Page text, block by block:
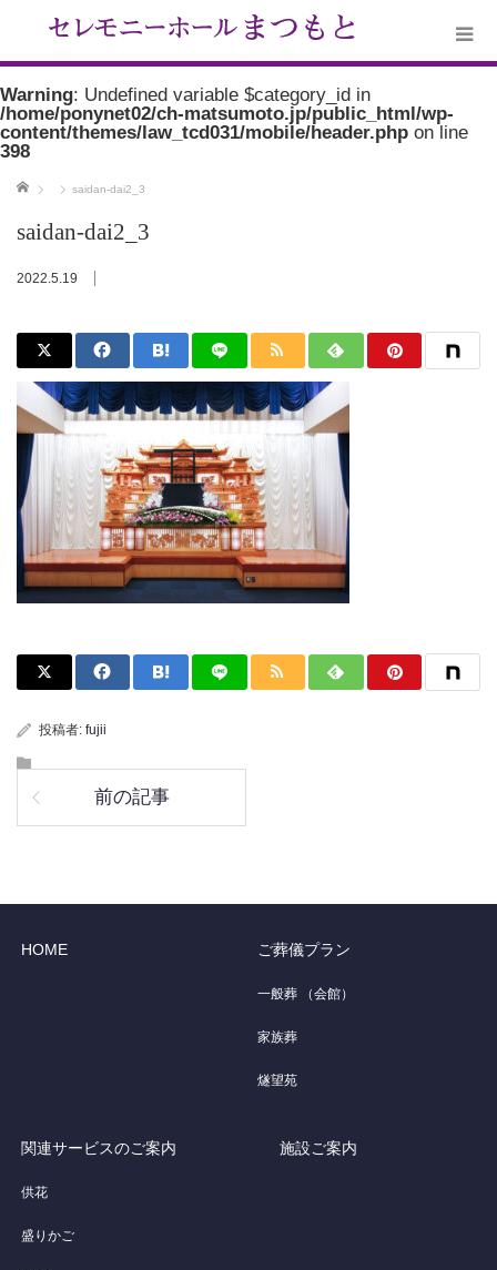
Warning: Undefined variable $category_id in
/home/ponynet02/ch-matsumoto.jp/public_html/wp-
content/themes/law_tcd031/mobile/header.php on line
398
ホーム saidan-dai2_3
saidan-dai2_3
2022.5.19
投稿者: fujii
前の記事
HOME ご葬儀プラン
一般葬 （会館）
家族葬
燧望苑
関連サービスのご案内
供花
盛りかご
施設ご案内